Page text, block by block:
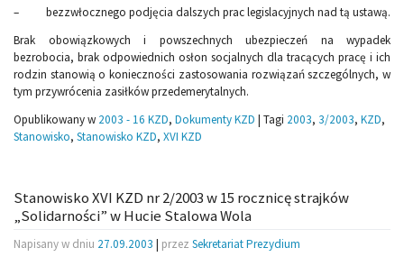
– bezzwłocznego podjęcia dalszych prac legislacyjnych nad tą ustawą.
Brak obowiązkowych i powszechnych ubezpieczeń na wypadek
bezrobocia, brak odpowiednich osłon socjalnych dla tracących pracę i ich
rodzin stanowią o konieczności zastosowania rozwiązań szczególnych, w
tym przywrócenia zasiłków przedemerytalnych.
Opublikowany w 2003 - 16 KZD, Dokumenty KZD | Tagi 2003, 3/2003, KZD,
Stanowisko, Stanowisko KZD, XVI KZD
Stanowisko XVI KZD nr 2/2003 w 15 rocznicę strajków
„Solidarności” w Hucie Stalowa Wola
Napisany w dniu 27.09.2003 | przez Sekretariat Prezydium